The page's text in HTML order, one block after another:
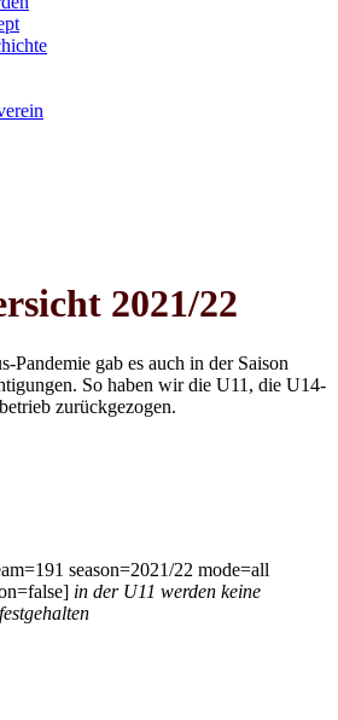
2021/22
Pandemie gab es auch in der Saison
So haben wir die U11, die U14-
zurückgezogen.
season=2021/22 mode=all
in der U11 werden keine